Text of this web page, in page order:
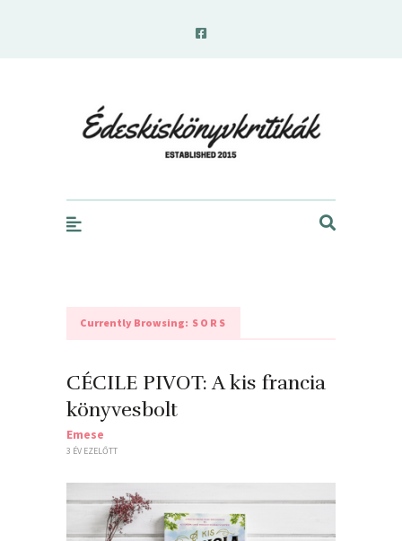
Currently Browsing: SORS
CÉCILE PIVOT: A kis francia
könyvesbolt
Emese
3 ÉV EZELŐTT